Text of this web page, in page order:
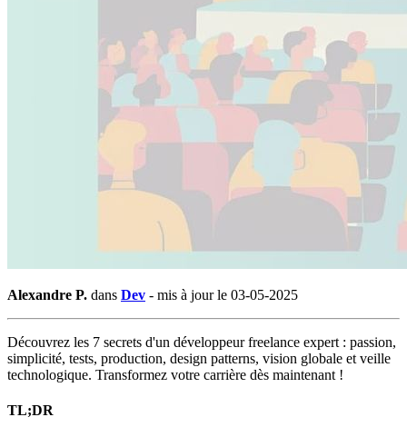
Alexandre P. dans Dev - mis à jour le 03-05-2025
Découvrez les 7 secrets d'un développeur freelance expert : passion,
simplicité, tests, production, design patterns, vision globale et veille
technologique. Transformez votre carrière dès maintenant !
TL;DR